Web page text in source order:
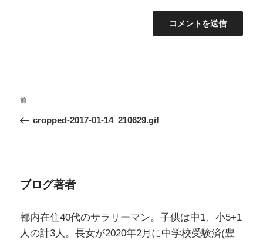
ナ
シ
ン
過
去
前
cropped-2017-01-14_210629.gif
ブログ著者
都内在住40代のサラリーマン。子供は中1、小5+1
人の計3人。長女が2020年2月に中学校受験済(豊